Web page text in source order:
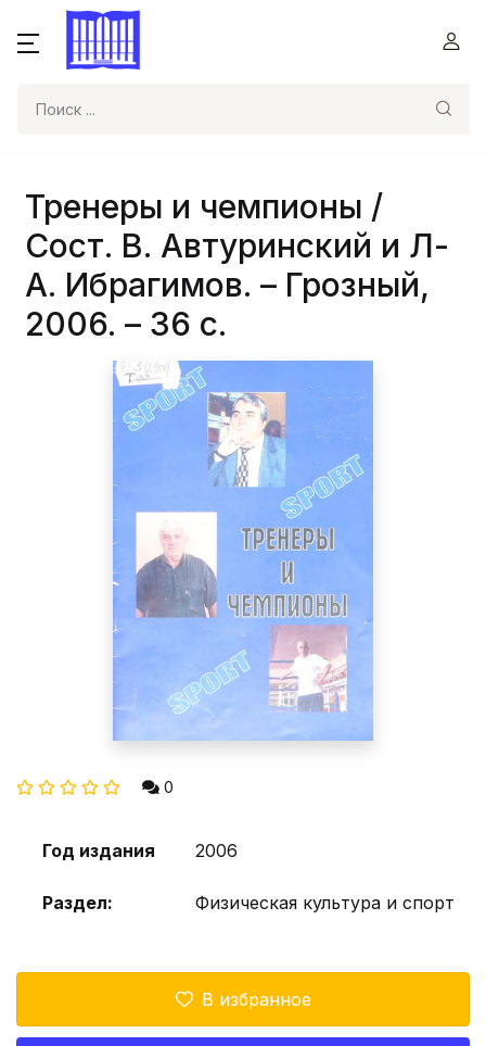
Тренеры и чемпионы /
Сост. В. Автуринский и Л-
А. Ибрагимов. – Грозный,
2006. – 36 с.
0
Год издания 2006
Раздел: Физическая культура и спорт
В избранное